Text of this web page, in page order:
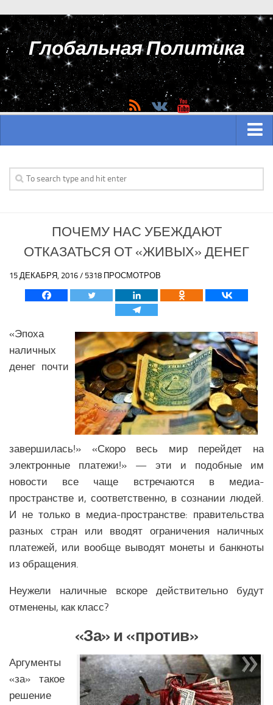
Глобальная Политика
АЗИЯ
История Азии
Вооружение Азии
Политика Азии
Религия Азии
Медицина Азии
Образование Азии
Общество Азии
Климат Азии
БЛИЖНИЙ ВОСТОК
Анализ событий на Ближнем Востоке
Вооружение Ближнего Востока
Политика Ближнего Востока
Религия Ближнего Востока
Экономика Ближнего Востока
Медицина Ближнего Востока
Климат Ближнего Востока
Образование Ближнего Востока
Общество Ближнего Востока
ЕВРОПЕЙСКИЙ СОЮЗ
ПОЧЕМУ НАС УБЕЖДАЮТ
ОТКАЗАТЬСЯ ОТ «ЖИВЫХ» ДЕНЕГ
15 ДЕКАБРЯ, 2016 / 5318 ПРОСМОТРОВ
«Эпоха
наличных
денег почти
завершилась!» «Скоро весь мир перейдет на
электронные платежи!» — эти и подобные им
новости все чаще встречаются в медиа-
пространстве и, соответственно, в сознании людей.
И не только в медиа-пространстве: правительства
разных стран или вводят ограничения наличных
платежей, или вообще выводят монеты и банкноты
из обращения.
Неужели наличные вскоре действительно будут
отменены, как класс?
«За» и «против»
Аргументы
«за» такое
решение